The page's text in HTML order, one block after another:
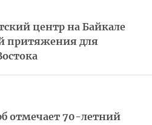
центр на Байкале
притяжения для
отмечает 70-летний